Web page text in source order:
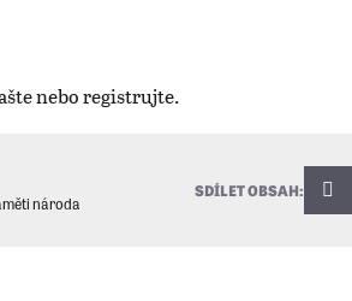
národa
SDÍLET OBSAH: